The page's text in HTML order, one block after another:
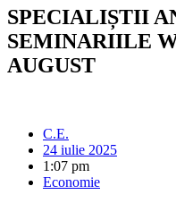
SPECIALIȘTII
SEMINARIILE
AUGUST
C.E.
24 iulie 2025
1:07 pm
Economie